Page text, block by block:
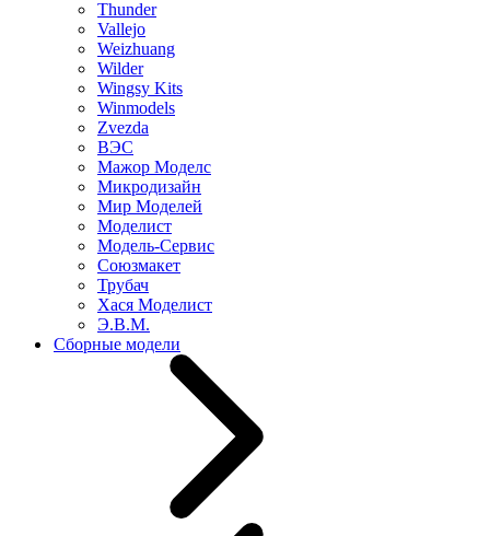
Thunder
Vallejo
Weizhuang
Wilder
Wingsy Kits
Winmodels
Zvezda
ВЭС
Мажор Моделс
Микродизайн
Мир Моделей
Моделист
Модель-Сервис
Союзмакет
Трубач
Хася Моделист
Э.В.М.
Сборные модели